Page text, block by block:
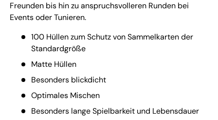
Freunden bis hin zu anspruchsvolleren Runden bei
Events oder Tunieren.
100 Hüllen zum Schutz von Sammelkarten der
Standardgröße
Matte Hüllen
Besonders blickdicht
Optimales Mischen
Besonders lange Spielbarkeit und Lebensdauer